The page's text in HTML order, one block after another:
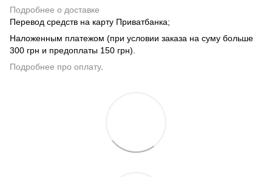
Подробнее о доставке
Перевод средств на карту Приватбанка;
Наложенным платежом (при условии заказа на суму больше
300 грн и предоплаты 150 грн).
Подробнее про оплату.